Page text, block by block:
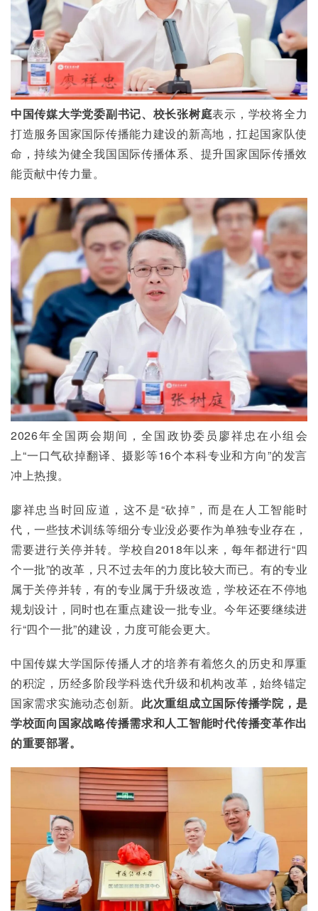
中国传媒大学党委副书记、校长张树庭表示，学校将全力
打造服务国家国际传播能力建设的新高地，扛起国家队使
命，持续为健全我国国际传播体系、提升国家国际传播效
能贡献中传力量。
2026年全国两会期间，全国政协委员廖祥忠在小组会
上“一口气砍掉翻译、摄影等16个本科专业和方向”的发言
冲上热搜。
廖祥忠当时回应道，这不是“砍掉”，而是在人工智能时
代，一些技术训练等细分专业没必要作为单独专业存在，
需要进行关停并转。学校自2018年以来，每年都进行“四
个一批”的改革，只不过去年的力度比较大而已。有的专业
属于关停并转，有的专业属于升级改造，学校还在不停地
规划设计，同时也在重点建设一批专业。今年还要继续进
行“四个一批”的建设，力度可能会更大。
中国传媒大学国际传播人才的培养有着悠久的历史和厚重
的积淀，历经多阶段学科迭代升级和机构改革，始终锚定
国家需求实施动态创新。此次重组成立国际传播学院，是
学校面向国家战略传播需求和人工智能时代传播变革作出
的重要部署。